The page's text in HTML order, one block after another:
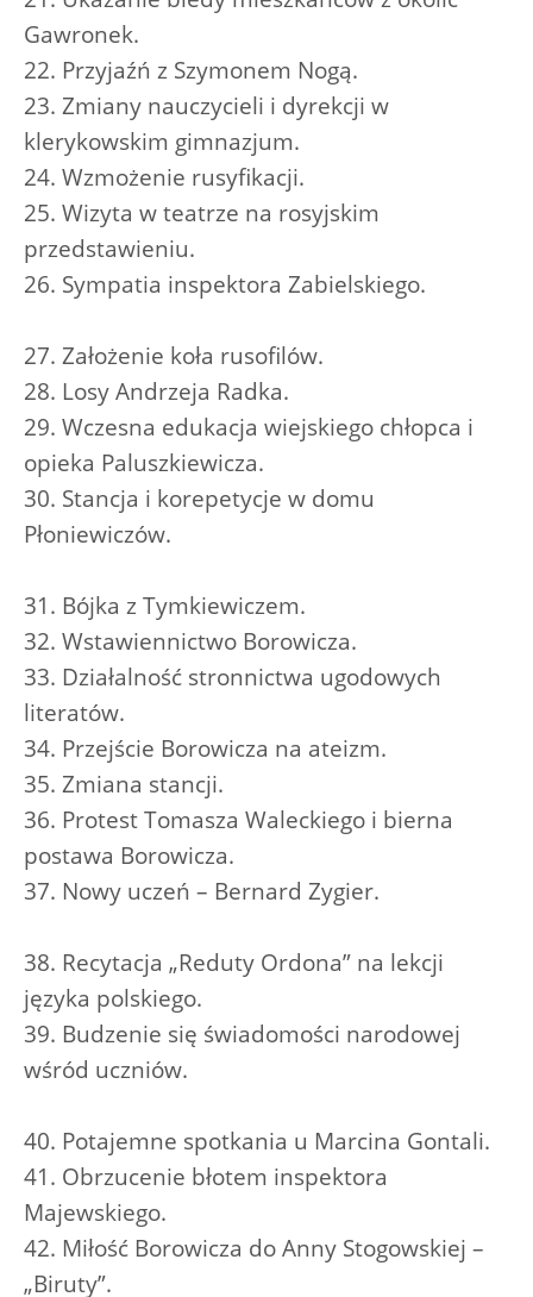
Gawronek.
22. Przyjaźń z Szymonem Nogą.
23. Zmiany nauczycieli i dyrekcji w
klerykowskim gimnazjum.
24. Wzmożenie rusyfikacji.
25. Wizyta w teatrze na rosyjskim
przedstawieniu.
26. Sympatia inspektora Zabielskiego.
27. Założenie koła rusofilów.
28. Losy Andrzeja Radka.
29. Wczesna edukacja wiejskiego chłopca i
opieka Paluszkiewicza.
30. Stancja i korepetycje w domu
Płoniewiczów.
31. Bójka z Tymkiewiczem.
32. Wstawiennictwo Borowicza.
33. Działalność stronnictwa ugodowych
literatów.
34. Przejście Borowicza na ateizm.
35. Zmiana stancji.
36. Protest Tomasza Waleckiego i bierna
postawa Borowicza.
37. Nowy uczeń – Bernard Zygier.
38. Recytacja „Reduty Ordona” na lekcji
języka polskiego.
39. Budzenie się świadomości narodowej
wśród uczniów.
40. Potajemne spotkania u Marcina Gontali.
41. Obrzucenie błotem inspektora
Majewskiego.
42. Miłość Borowicza do Anny Stogowskiej –
„Biruty”.